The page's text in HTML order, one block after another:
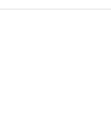
moduler med